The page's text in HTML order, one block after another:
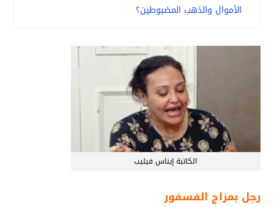
الأموال والذهب المضبوطين؟
الكاتبة إيناس فيليب
رجل بمزاج الفسفور